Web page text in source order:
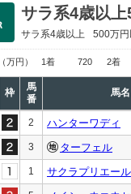
サラ系4歳以
サラ系4歳以上 500万
（万円） 1着 720 2着
枠
馬
番
馬名
2 ハンターワディ
3 ターフェル
1 サクラプリエール